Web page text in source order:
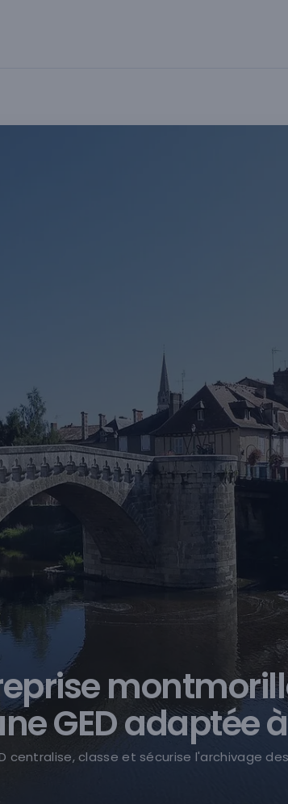
GED adaptée
centralise, classe et sécurise l'archivage